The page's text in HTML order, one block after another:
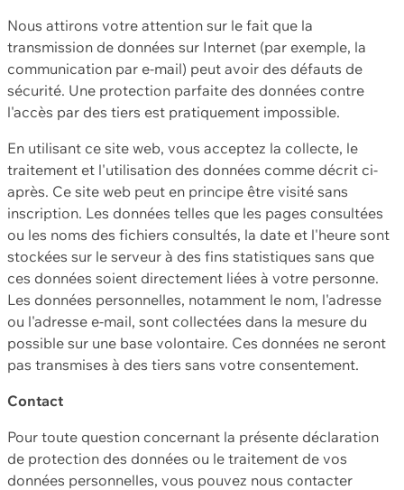
Nous attirons votre attention sur le fait que la
transmission de données sur Internet (par exemple, la
communication par e-mail) peut avoir des défauts de
sécurité. Une protection parfaite des données contre
l'accès par des tiers est pratiquement impossible.
En utilisant ce site web, vous acceptez la collecte, le
traitement et l'utilisation des données comme décrit ci-
après. Ce site web peut en principe être visité sans
inscription. Les données telles que les pages consultées
ou les noms des fichiers consultés, la date et l'heure sont
stockées sur le serveur à des fins statistiques sans que
ces données soient directement liées à votre personne.
Les données personnelles, notamment le nom, l'adresse
ou l'adresse e-mail, sont collectées dans la mesure du
possible sur une base volontaire. Ces données ne seront
pas transmises à des tiers sans votre consentement.
Contact
Pour toute question concernant la présente déclaration
de protection des données ou le traitement de vos
données personnelles, vous pouvez nous contacter